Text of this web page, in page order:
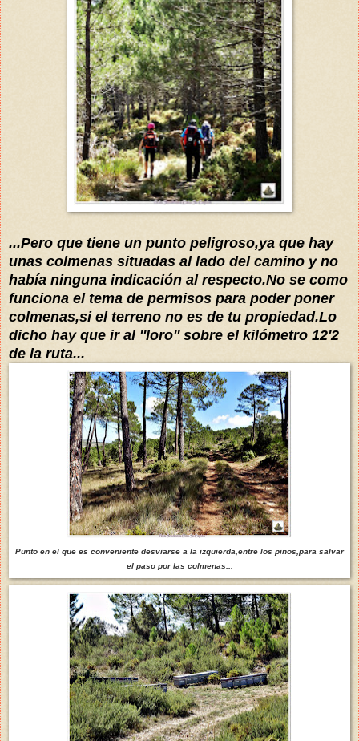
...Pero que tiene un punto peligroso,ya que hay
unas colmenas situadas al lado del camino y no
había ninguna indicación al respecto.No se como
funciona el tema de permisos para poder poner
colmenas,si el terreno no es de tu propiedad.Lo
dicho hay que ir al ''loro'' sobre el kilómetro 12'2
de la ruta...
Punto en el que es conveniente desviarse a la izquierda,entre los pinos,para salvar
el paso por las colmenas...